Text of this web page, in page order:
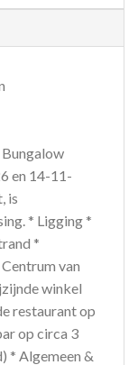
en 14-11-
is
* Ligging *
*
van
winkel
restaurant op
op circa 3
* Algemeen &